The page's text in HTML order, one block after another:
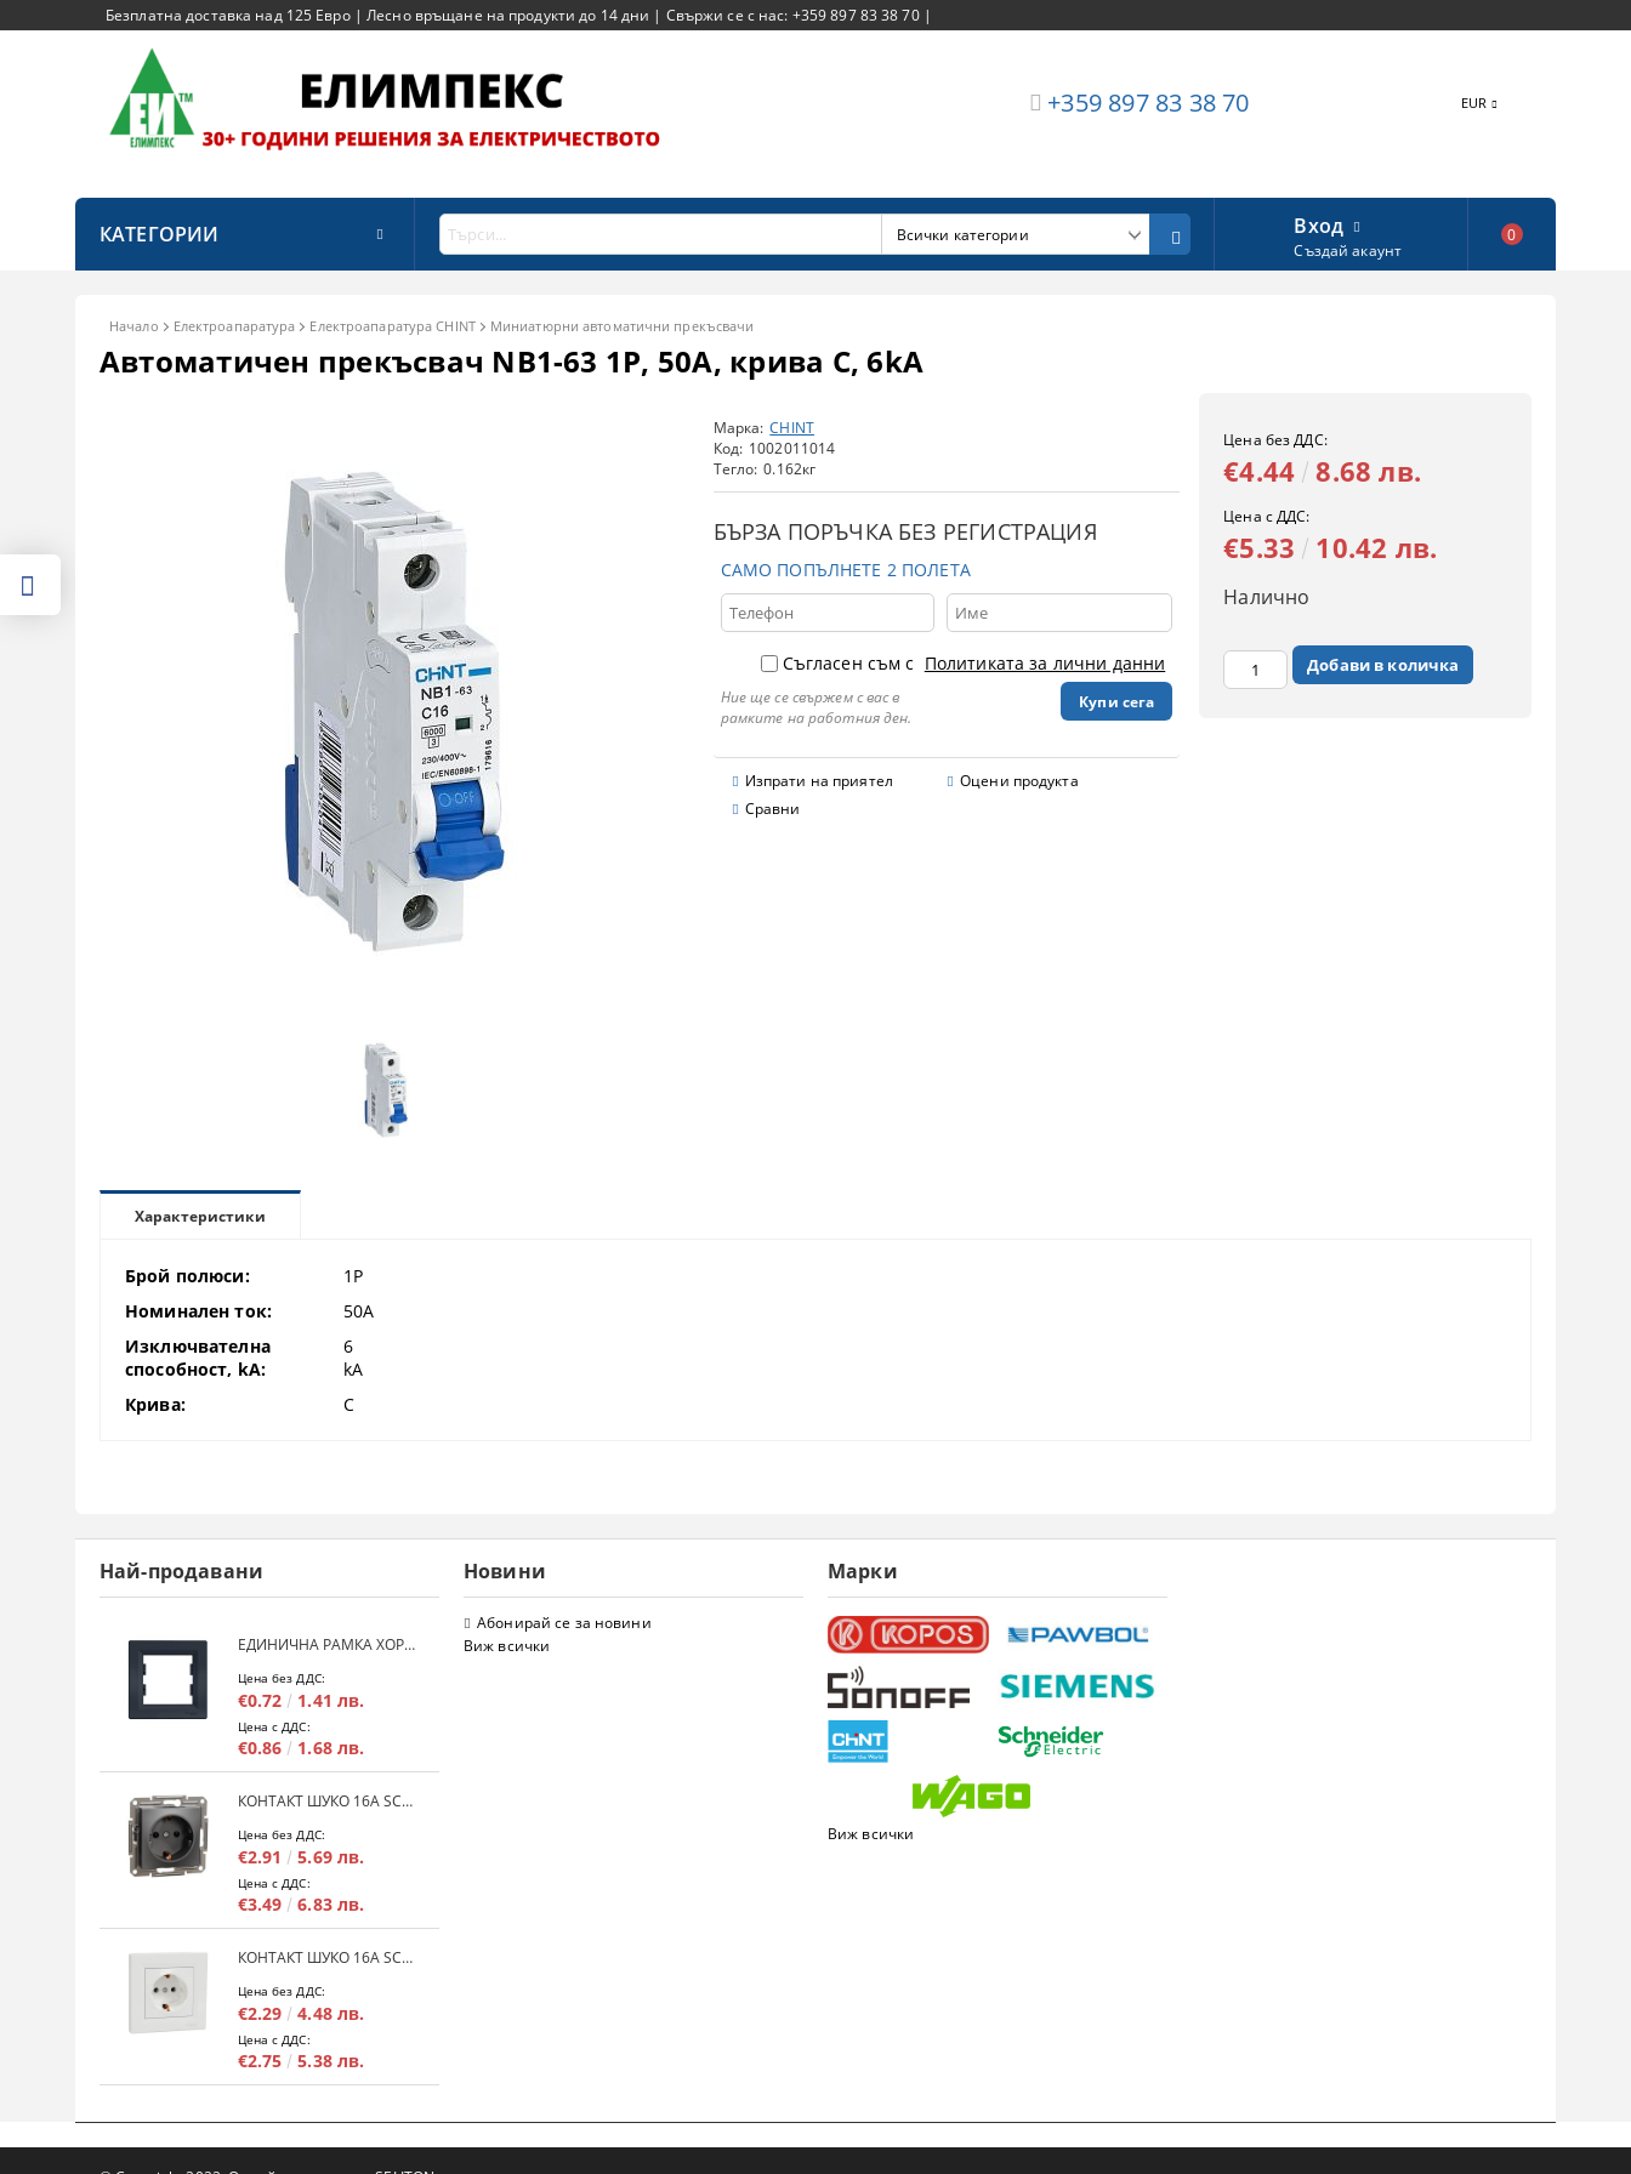
Безплатна доставка над 125 Евро | Лесно връщане на продукти до 14 дни | Свържи се с нас: +359 897 83 38 70 |
+359 897 83 38 70 EUR
КАТЕГОРИИ Вход
Създай акаунт
0
Начало Електроапаратура Eлектроапаратура CHINT Миниатюрни автоматични прекъсвачи
Автоматичен прекъсвач NB1-63 1P, 50A, крива C, 6kA
Марка: CHINT
Код: 1002011014
Тегло: 0.162кг
БЪРЗА ПОРЪЧКА БЕЗ РЕГИСТРАЦИЯ
САМО ПОПЪЛНЕТЕ 2 ПОЛЕТА
Съгласен съм с Политиката за лични данни
Ние ще се свържем с вас в
рамките на работния ден.
Изпрати на приятел
Оцени продукта
Сравни
Цена без ДДС:
€4.44 8.68 лв.
Цена с ДДС:
€5.33 10.42 лв.
Налично
Характеристики
Брой полюси:
1P
Номинален ток:
50A
Изключвателна
способност, kA:
6
kA
Крива:
C
Най-продавани
ЕДИНИЧНА РАМКА ХОРИЗОНТАЛНА SCHNEIDER ASFORA EPH5800171 - АНТРАЦИТ
Цена без ДДС:
€0.72 1.41 лв.
Цена с ДДС:
€0.86 1.68 лв.
КОНТАКТ ШУКО 16A SCHNEIDER ASFORA EPH2900171 - АНРАЦИТ
Цена без ДДС:
€2.91 5.69 лв.
Цена с ДДС:
€3.49 6.83 лв.
КОНТАКТ ШУКО 16A SCHNEIDER ASFORA EPH2900121 - БЯЛ
Цена без ДДС:
€2.29 4.48 лв.
Цена с ДДС:
€2.75 5.38 лв.
Новини
Абонирай се за новини
Виж всички
Марки
Виж всички